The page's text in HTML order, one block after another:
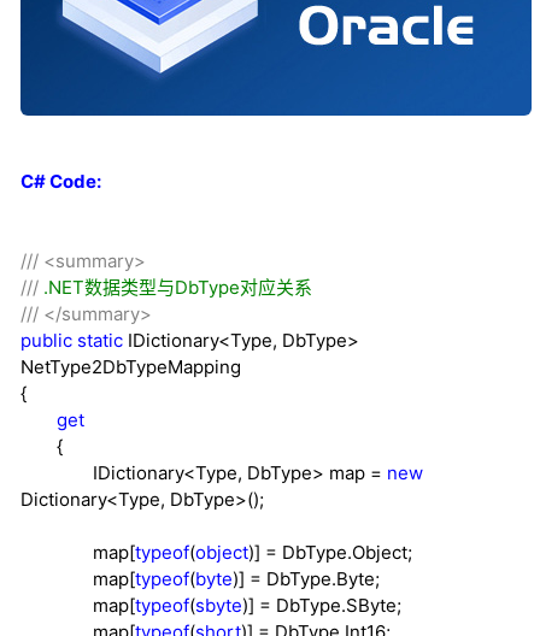
C# Code:
/// <summary>
/// .NET数据类型与DbType对应关系
/// </summary>
public static IDictionary<Type, DbType>
NetType2DbTypeMapping
{
get
{
IDictionary<Type, DbType> map = new
Dictionary<Type, DbType>();
map[typeof(object)] = DbType.Object;
map[typeof(byte)] = DbType.Byte;
map[typeof(sbyte)] = DbType.SByte;